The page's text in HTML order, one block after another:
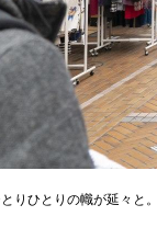
りひとりの幟が延々と